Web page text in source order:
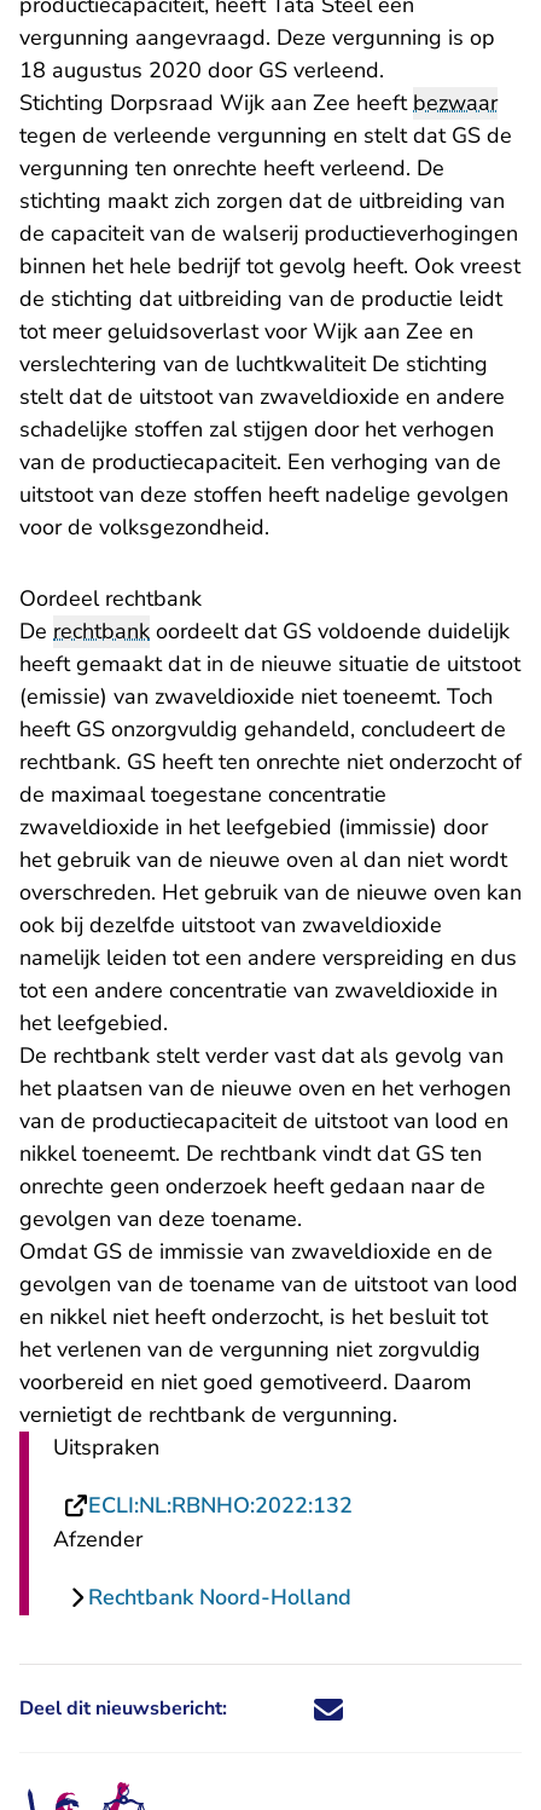
vergunning aangevraagd. Deze vergunning is op
18 augustus 2020 door GS verleend.
Stichting Dorpsraad Wijk aan Zee heeftbezwaar
tegen de verleende vergunning en stelt dat GS de
vergunning ten onrechte heeft verleend. De
stichting maakt zich zorgen dat de uitbreiding van
de capaciteit van de walserij productieverhogingen
binnen het hele bedrijf tot gevolg heeft. Ook vreest
de stichting dat uitbreiding van de productie leidt
tot meer geluidsoverlast voor Wijk aan Zee en
verslechtering van de luchtkwaliteit De stichting
stelt dat de uitstoot van zwaveldioxide en andere
schadelijke stoffen zal stijgen door het verhogen
van de productiecapaciteit. Een verhoging van de
uitstoot van deze stoffen heeft nadelige gevolgen
voor de volksgezondheid.
Oordeel rechtbank
De rechtbank oordeelt dat GS voldoende duidelijk
heeft gemaakt dat in de nieuwe situatie de uitstoot
(emissie) van zwaveldioxide niet toeneemt. Toch
heeft GS onzorgvuldig gehandeld, concludeert de
rechtbank. GS heeft ten onrechte niet onderzocht of
de maximaal toegestane concentratie
zwaveldioxide in het leefgebied (immissie) door
het gebruik van de nieuwe oven al dan niet wordt
overschreden. Het gebruik van de nieuwe oven kan
ook bij dezelfde uitstoot van zwaveldioxide
namelijk leiden tot een andere verspreiding en dus
tot een andere concentratie van zwaveldioxide in
het leefgebied.
De rechtbank stelt verder vast dat als gevolg van
het plaatsen van de nieuwe oven en het verhogen
van de productiecapaciteit de uitstoot van lood en
nikkel toeneemt. De rechtbank vindt dat GS ten
onrechte geen onderzoek heeft gedaan naar de
gevolgen van deze toename.
Omdat GS de immissie van zwaveldioxide en de
gevolgen van de toename van de uitstoot van lood
en nikkel niet heeft onderzocht, is het besluit tot
het verlenen van de vergunning niet zorgvuldig
voorbereid en niet goed gemotiveerd. Daarom
vernietigt de rechtbank de vergunning.
Uitspraken
ECLI:NL:RBNHO:2022:132
Afzender
Rechtbank Noord-Holland
Deel dit nieuwsbericht: Deel dit nieuwsbericht via X -
Deel dit nieuwsbericht via
Deel dit nieuwsbericht
Deel dit